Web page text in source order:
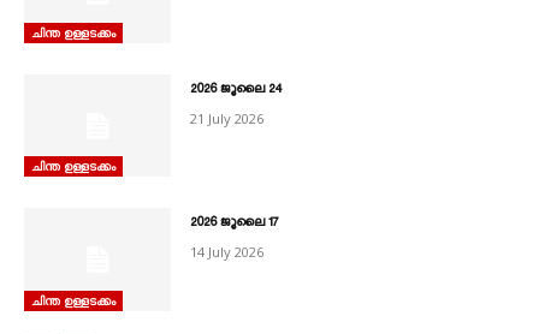
ചിന്ത ഉള്ളടക്കം
ചിന്ത ഉള്ളടക്കം
2026 ജൂലൈ 24
21 July 2026
ചിന്ത ഉള്ളടക്കം
2026 ജൂലൈ 17
14 July 2026